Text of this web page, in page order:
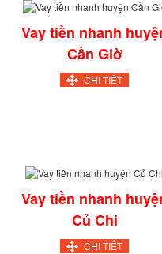
Vay tiền nhanh
Cần Giờ
CHI TIẾT
Vay tiền nhanh
Củ Chi
CHI TIẾT